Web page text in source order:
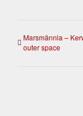
Marsmännla –
outer space